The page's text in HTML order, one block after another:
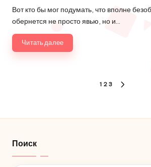
от
Вот кто бы мог подумать, что вполне
обернется не просто явью, но и…
Читать далее
1 2 3
Поиск